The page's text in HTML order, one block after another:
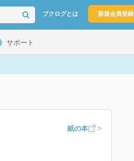
ブクログとは 新規会員登録
サポート
紙の本